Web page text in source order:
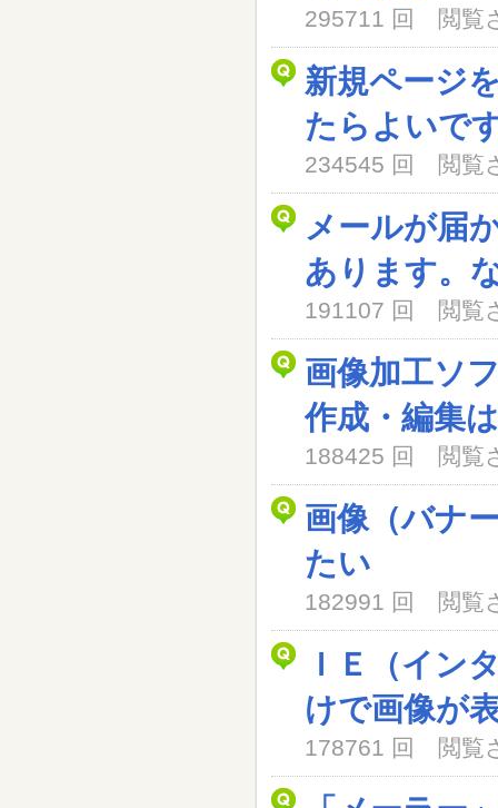
295711 回 閲覧
新規ページ
たらよいで
234545 回 閲覧
メールが届
あります。
191107 回 閲覧
画像加工ソ
作成・編集
188425 回 閲覧
画像（バナ
たい
182991 回 閲覧
ＩＥ（イン
けで画像が
178761 回 閲覧